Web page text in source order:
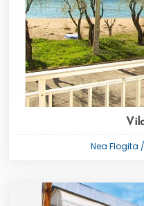
Nea Flogita